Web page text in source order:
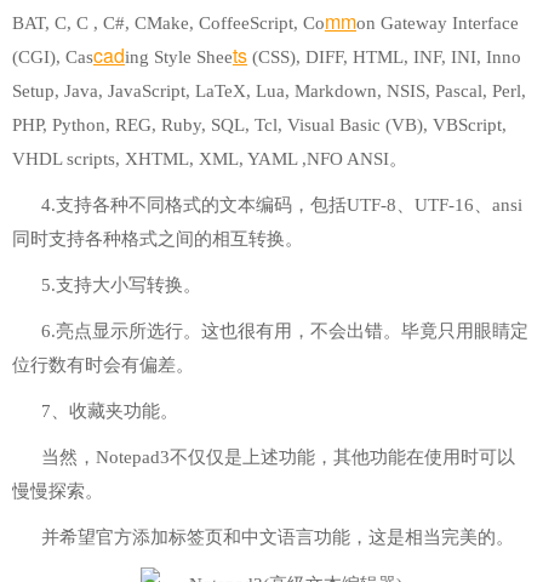
BAT, C, C , C#, CMake, CoffeeScript, Common Gateway Interface
(CGI), Cascading Style Sheets (CSS), DIFF, HTML, INF, INI, Inno
Setup, Java, JavaScript, LaTeX, Lua, Markdown, NSIS, Pascal, Perl,
PHP, Python, REG, Ruby, SQL, Tcl, Visual Basic (VB), VBScript,
VHDL scripts, XHTML, XML, YAML ,NFO ANSI。
4.支持各种不同格式的文本编码，包括UTF-8、UTF-16、ansi
同时支持各种格式之间的相互转换。
5.支持大小写转换。
6.亮点显示所选行。这也很有用，不会出错。毕竟只用眼睛定
位行数有时会有偏差。
7、收藏夹功能。
当然，Notepad3不仅仅是上述功能，其他功能在使用时可以
慢慢探索。
并希望官方添加标签页和中文语言功能，这是相当完美的。